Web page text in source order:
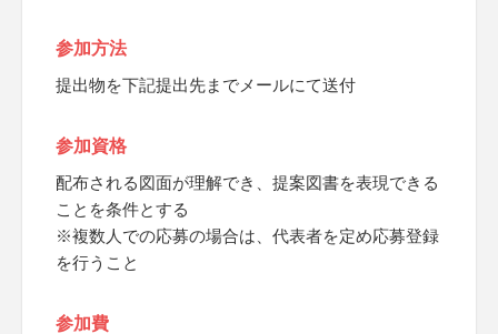
参加方法
提出物を下記提出先までメールにて送付
参加資格
配布される図面が理解でき、提案図書を表現できる
ことを条件とする
※複数人での応募の場合は、代表者を定め応募登録
を行うこと
参加費